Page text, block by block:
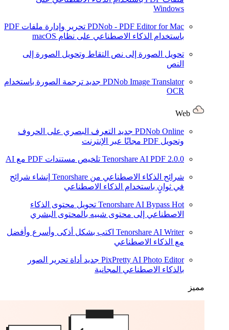
Windows
PDNob - PDF Editor for Mac
تحرير وإدارة ملفات PDF
باستخدام الذكاء الاصطناعي على نظام macOS
تحويل الصورة إلى نص التقاط وتحويل الصورة إلى
النص
PDNob Image Translator جديد ترجمة الصورة باستخدام
OCR
PDNob Online جديد التعرف البصري على الحروف
وتحويل PDF مجانًا عبر الإنترنت
Tenorshare AI PDF 2.0.0 تلخيص مستندات PDF مع AI
شرائح الذكاء الاصطناعي من Tenorshare
إنشاء شرائح
في ثوانٍ باستخدام الذكاء الاصطناعي
Tenorshare AI Bypass Hot
تحويل محتوى الذكاء
الاصطناعي إلى محتوى شبيه بالمحتوى البشري
Tenorshare AI Writer اكتب بشكل أذكى وأسرع وأفضل
مع الذكاء الاصطناعي
PixPretty AI Photo Editor جديد أداة تحرير الصور
بالذكاء الاصطناعي المجانية
مميز